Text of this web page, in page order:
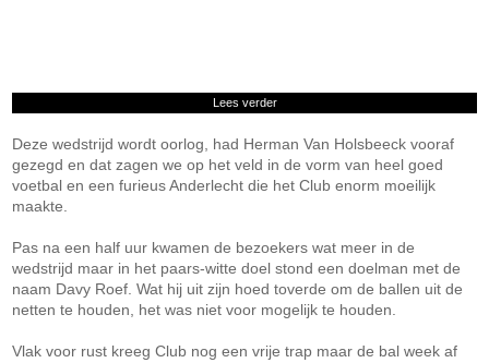
Lees verder
Deze wedstrijd wordt oorlog, had Herman Van Holsbeeck vooraf
gezegd en dat zagen we op het veld in de vorm van heel goed
voetbal en een furieus Anderlecht die het Club enorm moeilijk
maakte.
Pas na een half uur kwamen de bezoekers wat meer in de
wedstrijd maar in het paars-witte doel stond een doelman met de
naam Davy Roef. Wat hij uit zijn hoed toverde om de ballen uit de
netten te houden, het was niet voor mogelijk te houden.
Vlak voor rust kreeg Club nog een vrije trap maar de bal week af